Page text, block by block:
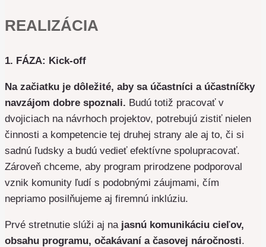
REALIZÁCIA
1. FÁZA: Kick-off
Na začiatku je dôležité, aby sa účastníci a účastníčky
navzájom dobre spoznali. Budú totiž pracovať v
dvojiciach na návrhoch projektov, potrebujú zistiť nielen
činnosti a kompetencie tej druhej strany ale aj to, či si
sadnú ľudsky a budú vedieť efektívne spolupracovať.
Zároveň chceme, aby program prirodzene podporoval
vznik komunity ľudí s podobnými záujmami, čím
nepriamo posilňujeme aj firemnú inklúziu.
Prvé stretnutie slúži aj na jasnú komunikáciu cieľov,
obsahu programu, očakávaní a časovej náročnosti.